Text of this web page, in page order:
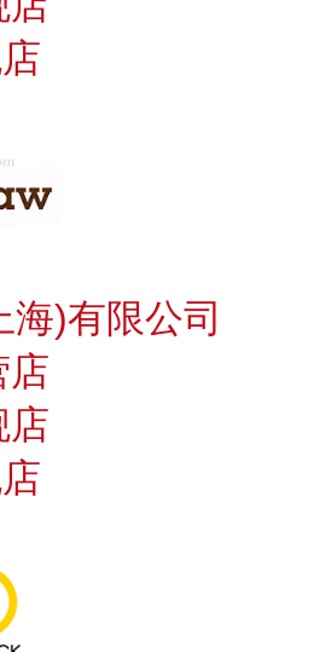
)有限公司
店
店